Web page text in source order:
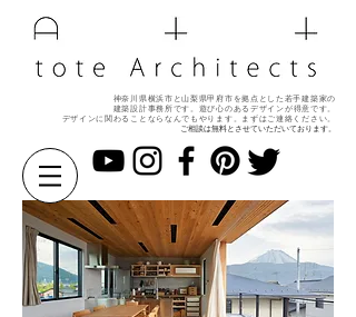
神奈川県横浜市と山梨県甲府市を拠点とした若手建築家の
建築設計事務所です。遊び心のある デザインが得意です。
デザインに関わることならなんでもやります。 まずはご連絡ください。
ご相談は無料とさせていただいております。